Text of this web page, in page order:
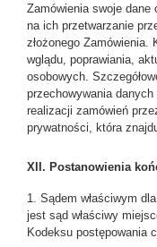
Zamówienia swoje dane
na ich przetwarzanie
złożonego
wglądu, poprawiania,
osobowych.
przechowywania
realizacji zamówień
prywatności, która
XII. Postanowienia
1. Sądem właściwym
jest sąd właściwy
Kodeksu postępowania